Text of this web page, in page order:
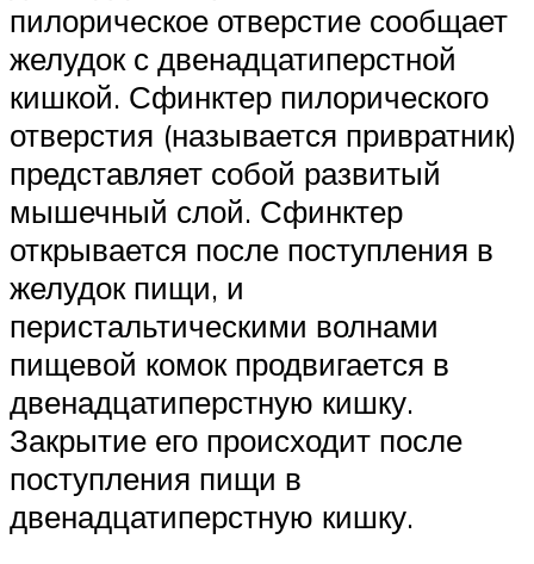
пилорическое отверстие сообщает
желудок с двенадцатиперстной
кишкой. Сфинктер пилорического
отверстия (называется привратник)
представляет собой развитый
мышечный слой. Сфинктер
открывается после поступления в
желудок пищи, и
перистальтическими волнами
пищевой комок продвигается в
двенадцатиперстную кишку.
Закрытие его происходит после
поступления пищи в
двенадцатиперстную кишку.